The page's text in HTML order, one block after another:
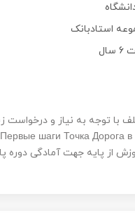
استادبانک
از پایه جهت آمادگی دوره